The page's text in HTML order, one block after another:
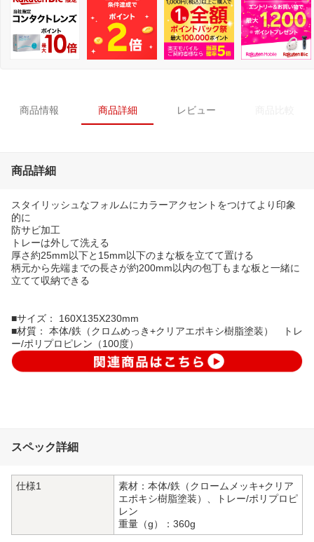
商品情報 商品詳細 レビュー
商品詳細
スタイリッシュなフォルムにカラーアクセントをつけてより印象
的に
防サビ加工
トレーは外して洗える
厚さ約25mm以下と15mm以下のまな板を立てて置ける
柄元から先端までの長さが約200mm以内の包丁もまな板と一緒に
立てて収納できる
■サイズ： 160X135X230mm
■材質： 本体/鉄（クロムめっき+クリアエポキシ樹脂塗装） トレ
ー/ポリプロピレン（100度）
スペック詳細
仕様1
素材：本体/鉄（クロームメッキ+クリア
エポキシ樹脂塗装）、トレー/ポリプロピ
レン
重量（g）：360g